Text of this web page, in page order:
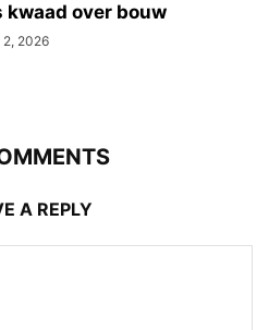
kwaad over bouw
2, 2026
A REPLY